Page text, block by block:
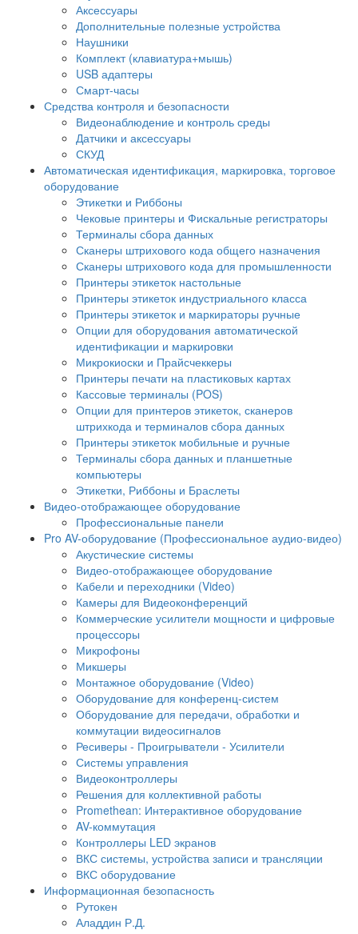
Аксессуары
Дополнительные полезные устройства
Наушники
Комплект (клавиатура+мышь)
USB адаптеры
Смарт-часы
Средства контроля и безопасности
Видеонаблюдение и контроль среды
Датчики и аксессуары
СКУД
Автоматическая идентификация, маркировка, торговое
оборудование
Этикетки и Риббоны
Чековые принтеры и Фискальные регистраторы
Терминалы сбора данных
Сканеры штрихового кода общего назначения
Сканеры штрихового кода для промышленности
Принтеры этикеток настольные
Принтеры этикеток индустриального класса
Принтеры этикеток и маркираторы ручные
Опции для оборудования автоматической
идентификации и маркировки
Микрокиоски и Прайсчеккеры
Принтеры печати на пластиковых картах
Кассовые терминалы (POS)
Опции для принтеров этикеток, сканеров
штрихкода и терминалов сбора данных
Принтеры этикеток мобильные и ручные
Терминалы сбора данных и планшетные
компьютеры
Этикетки, Риббоны и Браслеты
Видео-отображающее оборудование
Профессиональные панели
Pro AV-оборудование (Профессиональное аудио-видео)
Акустические системы
Видео-отображающее оборудование
Кабели и переходники (Video)
Камеры для Видеоконференций
Коммерческие усилители мощности и цифровые
процессоры
Микрофоны
Микшеры
Монтажное оборудование (Video)
Оборудование для конференц-систем
Оборудование для передачи, обработки и
коммутации видеосигналов
Ресиверы - Проигрыватели - Усилители
Системы управления
Видеоконтроллеры
Решения для коллективной работы
Promethean: Интерактивное оборудование
AV-коммутация
Контроллеры LED экранов
ВКС системы, устройства записи и трансляции
ВКС оборудование
Информационная безопасность
Рутокен
Аладдин Р.Д.